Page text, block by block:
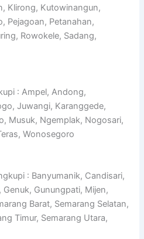
Klirong, Kutowinangun,
Pejagoan, Petanahan,
Rowokele, Sadang,
: Ampel, Andong,
Juwangi, Karanggede,
Musuk, Ngemplak, Nogosari,
Wonosegoro
: Banyumanik, Candisari,
Genuk, Gunungpati, Mijen,
Barat, Semarang Selatan,
Timur, Semarang Utara,